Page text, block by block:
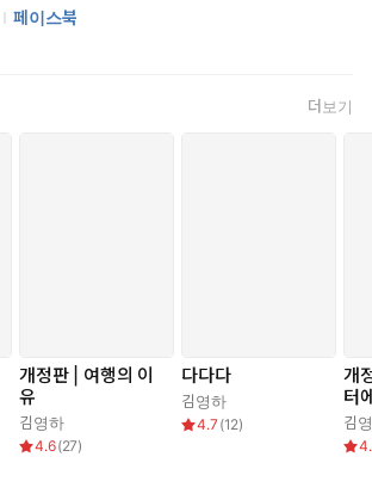
대의 여행법」에 이어지는 글 「추방과 멀
집필을 위한 중국 체류 계획을 세우고 중국
로부터 뻗어나가는 작가의 이야기는, 여행의
다고 말한다.
땅 흡수한 물건들로부터 달아나기」는 제목이
, 인간관계에서 오는 상처와 피로로부터 도망
해 다룬다. 집안 벽지의 오래된 얼룩처럼 마음
페이스북
더보기
개정판 | 여행의 이
유
김영하
4.6(27)
다다다
김영하
4.7 (12)
개
터
어
김